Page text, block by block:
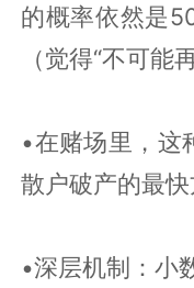
的概率依然是
（觉得“不可能
•在赌场里，这
散户破产的最快
•深层机制：小